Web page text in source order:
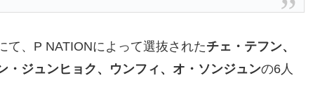
て、P NATIONによって選抜されたチェ・テフン、
・ジュンヒョク、ウンフィ、オ・ソンジュンの6人